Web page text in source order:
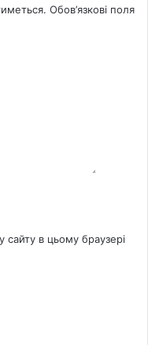
Обов’язкові поля
сайту в цьому браузері